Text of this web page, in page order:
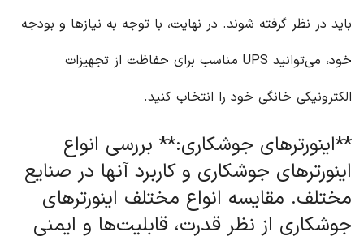
باید در نظر گرفته شوند. در نهایت، با توجه به نیازها و بودجه
خود، می‌توانید UPS مناسب برای حفاظت از تجهیزات
الکترونیکی خانگی خود را انتخاب کنید.
**اینورترهای جوشکاری:** بررسی انواع
اینورترهای جوشکاری و کاربرد آنها در صنایع
مختلف. مقایسه انواع مختلف اینورترهای
جوشکاری از نظر قدرت، قابلیت‌ها و ایمنی